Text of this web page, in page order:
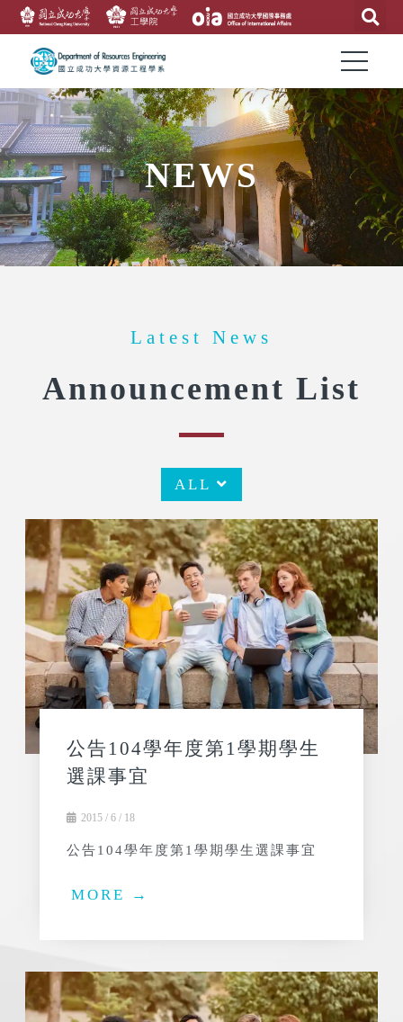
NEWS
Latest News
Announcement List
ALL
公告104學年度第1學期學生
選課事宜
2015 / 6 / 18
公告104學年度第1學期學生選課事宜
MORE →